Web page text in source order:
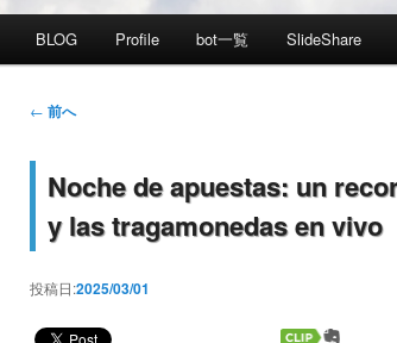
メインコンテンツへ移動
サブコンテンツへ移動
BLOG Profile bot一覧 SlideShare
投稿ナビゲーション
← 前へ
Noche de apuestas: un
y las tragamonedas en vivo
投稿日:2025/03/01